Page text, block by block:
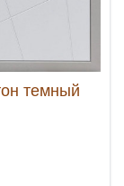
темный